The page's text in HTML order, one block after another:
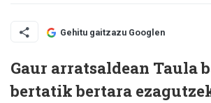
Gehitu gaitzazu Googlen
Gaur arratsaldean Taula
bertatik bertara